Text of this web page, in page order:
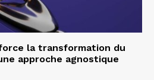
la transformation du
approche agnostique